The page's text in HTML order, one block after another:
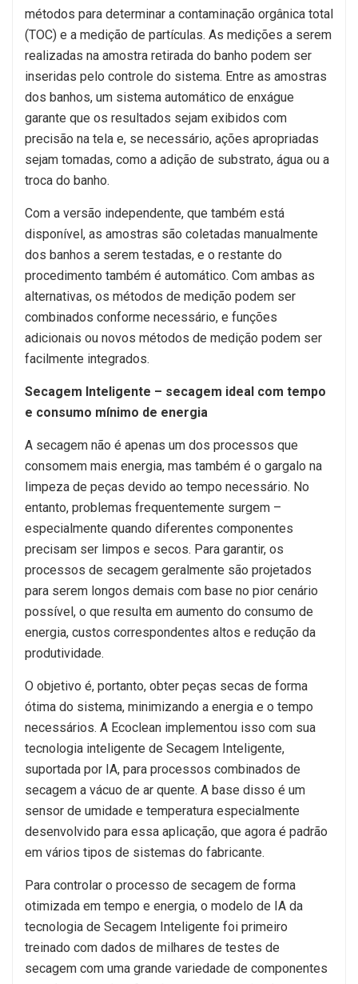
métodos para determinar a contaminação orgânica total
(TOC) e a medição de partículas. As medições a serem
realizadas na amostra retirada do banho podem ser
inseridas pelo controle do sistema. Entre as amostras
dos banhos, um sistema automático de enxágue
garante que os resultados sejam exibidos com
precisão na tela e, se necessário, ações apropriadas
sejam tomadas, como a adição de substrato, água ou a
troca do banho.
Com a versão independente, que também está
disponível, as amostras são coletadas manualmente
dos banhos a serem testadas, e o restante do
procedimento também é automático. Com ambas as
alternativas, os métodos de medição podem ser
combinados conforme necessário, e funções
adicionais ou novos métodos de medição podem ser
facilmente integrados.
Secagem Inteligente – secagem ideal com tempo
e consumo mínimo de energia
A secagem não é apenas um dos processos que
consomem mais energia, mas também é o gargalo na
limpeza de peças devido ao tempo necessário. No
entanto, problemas frequentemente surgem –
especialmente quando diferentes componentes
precisam ser limpos e secos. Para garantir, os
processos de secagem geralmente são projetados
para serem longos demais com base no pior cenário
possível, o que resulta em aumento do consumo de
energia, custos correspondentes altos e redução da
produtividade.
O objetivo é, portanto, obter peças secas de forma
ótima do sistema, minimizando a energia e o tempo
necessários. A Ecoclean implementou isso com sua
tecnologia inteligente de Secagem Inteligente,
suportada por IA, para processos combinados de
secagem a vácuo de ar quente. A base disso é um
sensor de umidade e temperatura especialmente
desenvolvido para essa aplicação, que agora é padrão
em vários tipos de sistemas do fabricante.
Para controlar o processo de secagem de forma
otimizada em tempo e energia, o modelo de IA da
tecnologia de Secagem Inteligente foi primeiro
treinado com dados de milhares de testes de
secagem com uma grande variedade de componentes